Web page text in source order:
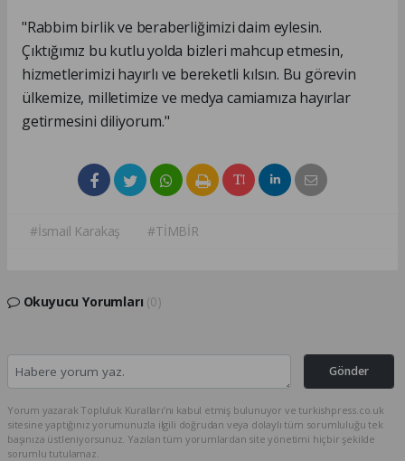
"Rabbim birlik ve beraberliğimizi daim eylesin.
Çıktığımız bu kutlu yolda bizleri mahcup etmesin,
hizmetlerimizi hayırlı ve bereketli kılsın. Bu görevin
ülkemize, milletimize ve medya camiamıza hayırlar
getirmesini diliyorum."
#İsmail Karakaş #TİMBİR
Okuyucu Yorumları (0)
Gönder
Yorum yazarak Topluluk Kuralları’nı kabul etmiş bulunuyor ve turkishpress.co.uk
sitesine yaptığınız yorumunuzla ilgili doğrudan veya dolaylı tüm sorumluluğu tek
başınıza üstleniyorsunuz. Yazılan tüm yorumlardan site yönetimi hiçbir şekilde
sorumlu tutulamaz.